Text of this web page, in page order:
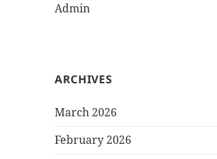
Admin
ARCHIVES
March 2026
February 2026